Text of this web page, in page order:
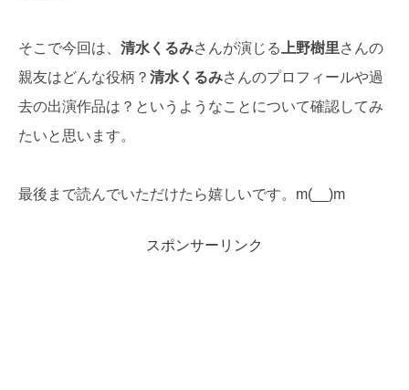
そこで今回は、 清水くるみさんが演じる 上野樹里さんの
親友はどんな役柄？ 清水くるみさんのプロフィールや過
去の出演作品は？というようなことについて確認してみ
たいと思います。
最後まで読んでいただけたら嬉しいです。m(__)m
スポンサーリンク